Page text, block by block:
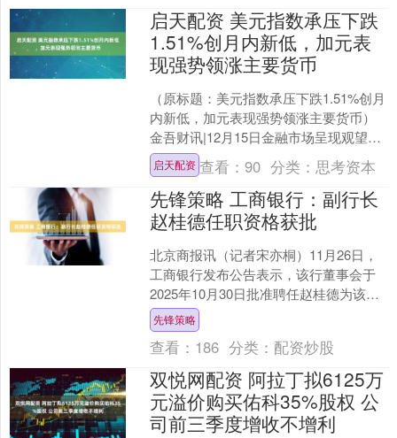
启天配资 美元指数承压下跌
1.51%创月内新低，加元表
现强势领涨主要货币
（原标题：美元指数承压下跌1.51%创月
内新低，加元表现强势领涨主要货币）
金吾财讯|12月15日金融市场呈现观望态
势，美元指数连续第三周收跌，早盘徘
徊于98.....
启天配资 查看：90 分类：思考资本
先锋策略 工商银行：副行长
赵桂德任职资格获批
北京商报讯（记者宋亦桐）11月26日，
工商银行发布公告表示，该行董事会于
2025年10月30日批准聘任赵桂德为该行
副行长。今日，工商银行收到《国家金
融监督管理总....
先锋策略
查看： 186 分类： 配资炒股
双悦网配资 阿拉丁拟6125万
元溢价购买佑科35%股权 公
司前三季度增收不增利